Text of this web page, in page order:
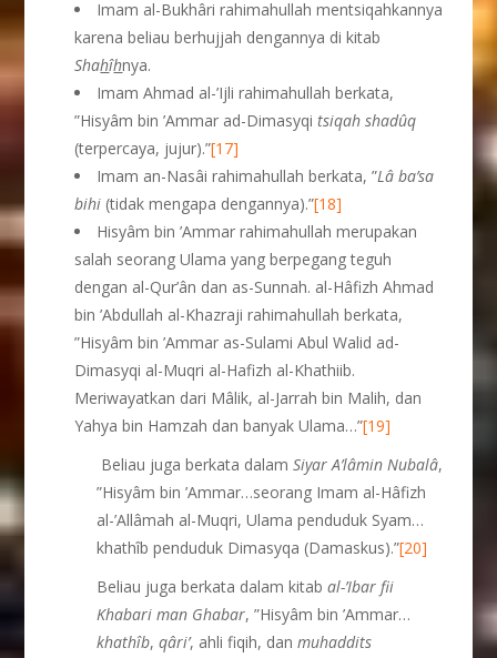
Imam al-Bukhâri rahimahullah mentsiqahkannya
karena beliau berhujjah dengannya di kitab
Shahîhnya.
Imam Ahmad al-’Ijli rahimahullah berkata,
”Hisyâm bin ’Ammar ad-Dimasyqitsiqah shadûq
(terpercaya, jujur).”[17]
Imam an-Nasâi rahimahullah berkata, ”Lâ ba’sa
bihi (tidak mengapa dengannya).”[18]
Hisyâm bin ’Ammar rahimahullah merupakan
salah seorang Ulama yang berpegang teguh
dengan al-Qur’ân dan as-Sunnah. al-Hâfizh Ahmad
bin ’Abdullah al-Khazraji rahimahullah berkata,
”Hisyâm bin ’Ammar as-Sulami Abul Walid ad-
Dimasyqi al-Muqri al-Hafizh al-Khathiib.
Meriwayatkan dari Mâlik, al-Jarrah bin Malih, dan
Yahya bin Hamzah dan banyak Ulama…”[19]
Beliau juga berkata dalamSiyar A’lâmin Nubalâ,
”Hisyâm bin ’Ammar…seorang Imam al-Hâfizh
al-’Allâmah al-Muqri, Ulama penduduk Syam…
khathîb penduduk Dimasyqa (Damaskus).”[20]
Beliau juga berkata dalam kitabal-’Ibar fii
Khabariman Ghabar, ”Hisyâm bin ’Ammar…
khathîb,qâri’, ahli fiqih, danmuhaddits